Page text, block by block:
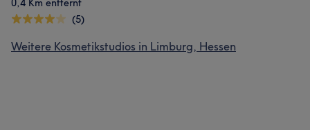
0,4 Km entfernt
(5)
Weitere Kosmetikstudios in Limburg, Hessen